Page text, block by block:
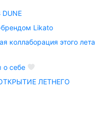
Likato
коллаборация этого лета
о себе
ЛЕТНЕГО